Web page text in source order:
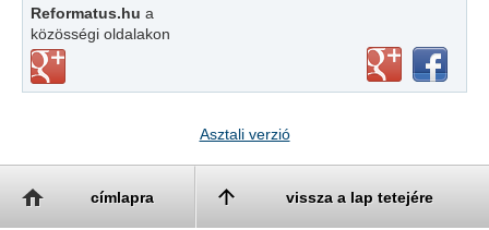
Reformatus.hu a
közösségi oldalakon
Asztali verzió
címlapra vissza a lap tetejére